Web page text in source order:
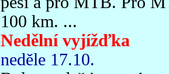
100 km. ...
Nedělní vyjížďka
neděle 17.10.